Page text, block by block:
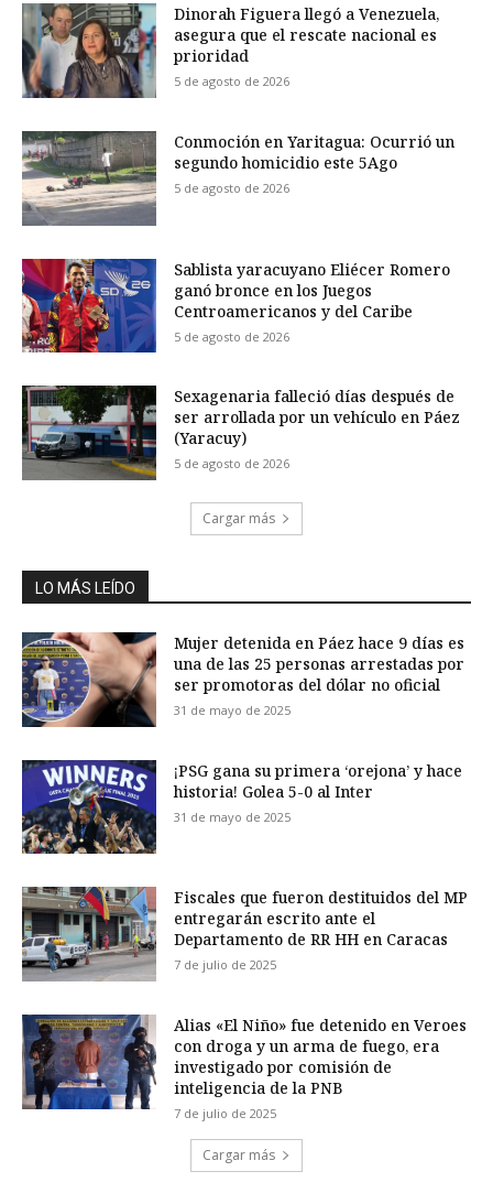
Dinorah Figuera llegó a Venezuela,
asegura que el rescate nacional es
prioridad
5 de agosto de 2026
Conmoción en Yaritagua: Ocurrió un
segundo homicidio este 5Ago
5 de agosto de 2026
Sablista yaracuyano Eliécer Romero
ganó bronce en los Juegos
Centroamericanos y del Caribe
5 de agosto de 2026
Sexagenaria falleció días después de
ser arrollada por un vehículo en Páez
(Yaracuy)
5 de agosto de 2026
Cargar más
LO MÁS LEÍDO
Mujer detenida en Páez hace 9 días es
una de las 25 personas arrestadas por
ser promotoras del dólar no oficial
31 de mayo de 2025
¡PSG gana su primera ‘orejona’ y hace
historia! Golea 5-0 al Inter
31 de mayo de 2025
Fiscales que fueron destituidos del MP
entregarán escrito ante el
Departamento de RR HH en Caracas
7 de julio de 2025
Alias «El Niño» fue detenido en Veroes
con droga y un arma de fuego, era
investigado por comisión de
inteligencia de la PNB
7 de julio de 2025
Cargar más